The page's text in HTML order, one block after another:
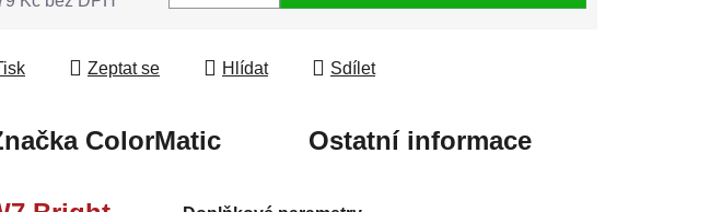
Zeptat se Hlídat Sdílet
ColorMatic Ostatní informace